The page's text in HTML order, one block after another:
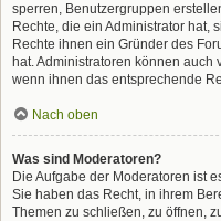
sperren, Benutzergruppen
Rechte, die ein Administrator hat,
Rechte ihnen ein Gründer des
hat. Administratoren können
wenn ihnen das entsprechende
Nach oben
Was sind Moderatoren?
Die Aufgabe der Moderatoren ist
Sie haben das Recht, in ihrem
Themen zu schließen, zu öffnen,